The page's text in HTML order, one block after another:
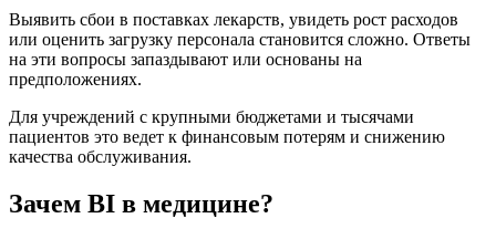
Выявить сбои в поставках лекарств, увидеть рост расходов
или оценить загрузку персонала становится сложно. Ответы
на эти вопросы запаздывают или основаны на
предположениях.
Для учреждений с крупными бюджетами и тысячами
пациентов это ведет к финансовым потерям и снижению
качества обслуживания.
Зачем BI в медицине?